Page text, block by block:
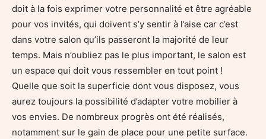
doit à la fois exprimer votre personnalité et être agréable
pour vos invités, qui doivent s’y sentir à l’aise car c’est
dans votre salon qu’ils passeront la majorité de leur
temps. Mais n’oubliez pas le plus important, le salon est
un espace qui doit vous ressembler en tout point !
Quelle que soit la superficie dont vous disposez, vous
aurez toujours la possibilité d’adapter votre mobilier à
vos envies. De nombreux progrès ont été réalisés,
notamment sur le gain de place pour une petite surface.